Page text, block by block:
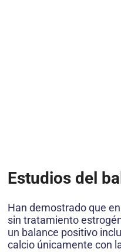
Estudios del
Han demostrado que
sin tratamiento
un balance positivo
calcio únicamente con